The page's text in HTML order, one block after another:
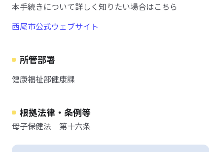
本手続きについて詳しく知りたい場合はこちら
西尾市公式ウェブサイト
所管部署
健康福祉部健康課
根拠法律・条例等
母子保健法 第十六条